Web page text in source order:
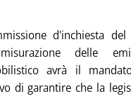
d'inchiesta
delle
avrà il
di garantire che la